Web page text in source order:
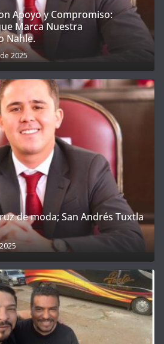
Apoyo y Compromiso:
Marca Nuestra
Nahle.
2025
de moda; San Andrés Tuxtla